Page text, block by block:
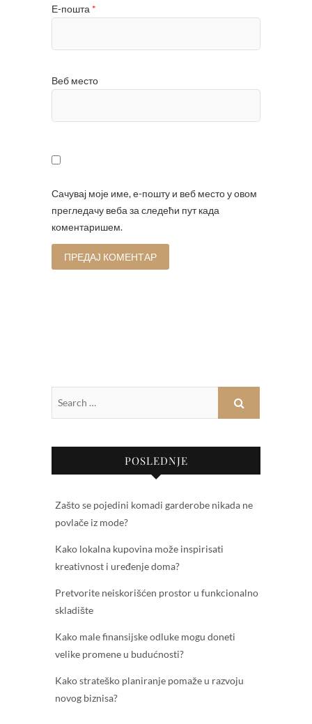
Е-пошта *
Веб место
Сачувај моје име, е-пошту и веб место у овом
прегледачу веба за следећи пут када
коментаришем.
POSLEDNJE
Zašto se pojedini komadi garderobe nikada ne
povlače iz mode?
Kako lokalna kupovina može inspirisati
kreativnost i uređenje doma?
Pretvorite neiskorišćen prostor u funkcionalno
skladište
Kako male finansijske odluke mogu doneti
velike promene u budućnosti?
Kako strateško planiranje pomaže u razvoju
novog biznisa?